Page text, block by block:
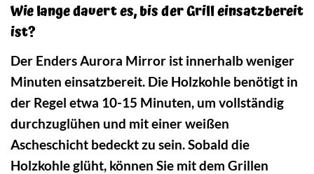
Wie lange dauert es, bis der Grill einsatzbereit
ist?
Der Enders Aurora Mirror ist innerhalb weniger
Minuten einsatzbereit. Die Holzkohle benötigt in
der Regel etwa 10-15 Minuten, um vollständig
durchzuglühen und mit einer weißen
Ascheschicht bedeckt zu sein. Sobald die
Holzkohle glüht, können Sie mit dem Grillen